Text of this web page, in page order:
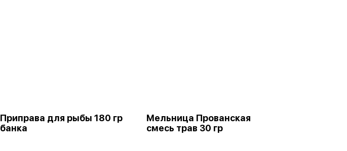
Приправа для рыбы 180 гр
банка
Мельница Прованская
смесь трав 30 гр